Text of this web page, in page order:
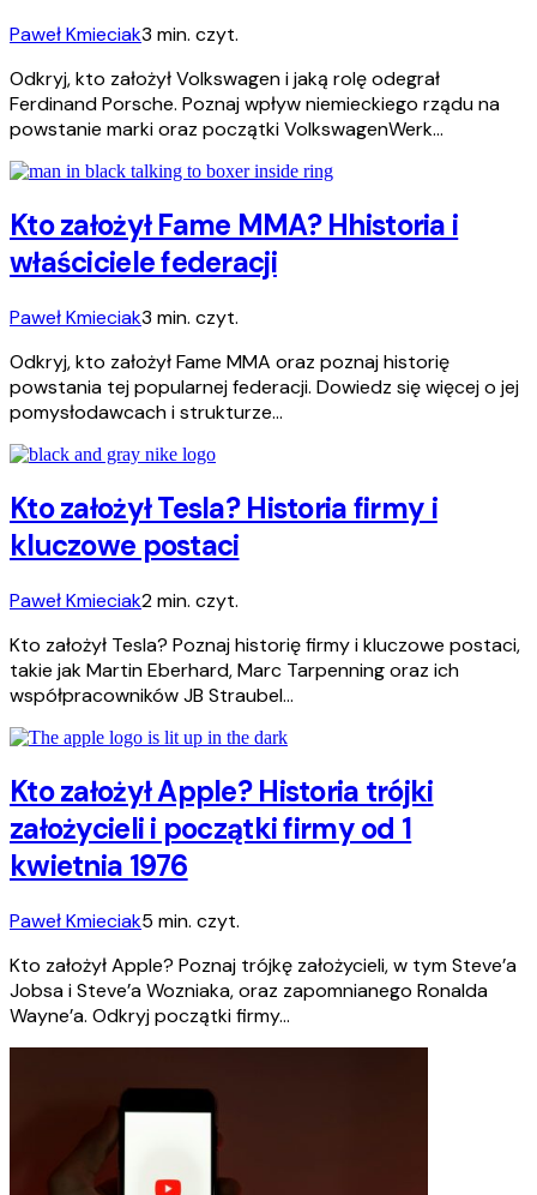
Paweł Kmieciak3 min. czyt.
Odkryj, kto założył Volkswagen i jaką rolę odegrał
Ferdinand Porsche. Poznaj wpływ niemieckiego rządu na
powstanie marki oraz początki VolkswagenWerk…
Kto założył Fame MMA? Hhistoria i
właściciele federacji
Paweł Kmieciak3 min. czyt.
Odkryj, kto założył Fame MMA oraz poznaj historię
powstania tej popularnej federacji. Dowiedz się więcej o jej
pomysłodawcach i strukturze…
Kto założył Tesla? Historia firmy i
kluczowe postaci
Paweł Kmieciak2 min. czyt.
Kto założył Tesla? Poznaj historię firmy i kluczowe postaci,
takie jak Martin Eberhard, Marc Tarpenning oraz ich
współpracowników JB Straubel…
Kto założył Apple? Historia trójki
założycieli i początki firmy od 1
kwietnia 1976
Paweł Kmieciak5 min. czyt.
Kto założył Apple? Poznaj trójkę założycieli, w tym Steve’a
Jobsa i Steve’a Wozniaka, oraz zapomnianego Ronalda
Wayne’a. Odkryj początki firmy…